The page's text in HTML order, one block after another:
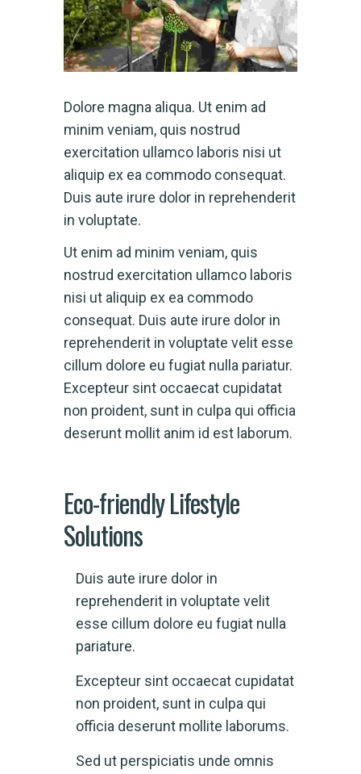
Dolore magna aliqua. Ut enim ad
minim veniam, quis nostrud
exercitation ullamco laboris nisi ut
aliquip ex ea commodo consequat.
Duis aute irure dolor in reprehenderit
in voluptate.
Ut enim ad minim veniam, quis
nostrud exercitation ullamco laboris
nisi ut aliquip ex ea commodo
consequat. Duis aute irure dolor in
reprehenderit in voluptate velit esse
cillum dolore eu fugiat nulla pariatur.
Excepteur sint occaecat cupidatat
non proident, sunt in culpa qui officia
deserunt mollit anim id est laborum.
Eco-friendly Lifestyle
Solutions
Duis aute irure dolor in
reprehenderit in voluptate velit
esse cillum dolore eu fugiat nulla
pariature.
Excepteur sint occaecat cupidatat
non proident, sunt in culpa qui
officia deserunt mollite laborums.
Sed ut perspiciatis unde omnis